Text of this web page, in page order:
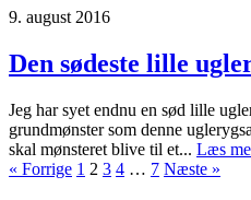
9. august 2016
Den sødeste lille
Jeg har syet endnu en sød lille
grundmønster som denne
skal mønsteret blive til et... Læs
« Forrige 1 2 3 4 … 7 Næste »